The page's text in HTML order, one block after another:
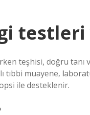
testleri
teşhisi, doğru tanı
tıbbi muayene,
ile desteklenir.